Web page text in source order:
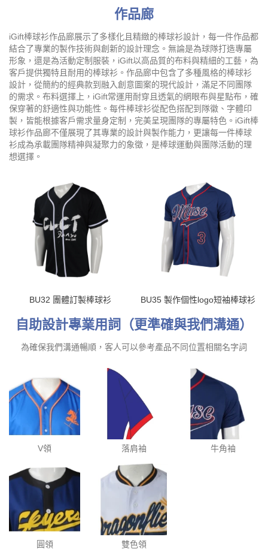
作品廊
iGift棒球衫作品廊展示了多樣化且精緻的棒球衫設計，每一件作品都
結合了專業的製作技術與創新的設計理念。無論是為球隊打造專屬
形象，還是為活動定制服裝，iGift以高品質的布料與精細的工藝，為
客戶提供獨特且耐用的棒球衫。作品廊中包含了多種風格的棒球衫
設計，從簡約的經典款到融入創意圖案的現代設計，滿足不同團隊
的需求。布料選擇上，iGift常運用耐穿且透氣的網眼布與星點布，確
保穿著的舒適性與功能性。每件棒球衫從配色搭配到隊徽、字體印
製，皆能根據客戶需求量身定制，完美呈現團隊的專屬特色。iGift棒
球衫作品廊不僅展現了其專業的設計與製作能力，更讓每一件棒球
衫成為承載團隊精神與凝聚力的象徵，是棒球運動與團隊活動的理
想選擇。
BU32 團體訂製棒球衫 BU35 製作個性logo短袖棒球衫
自助設計專業用詞（更準確與我們溝通）
為確保我們溝通暢順，客人可以參考產品不同位置相關名字詞
V領 落肩袖 牛角袖
圓領 雙色領